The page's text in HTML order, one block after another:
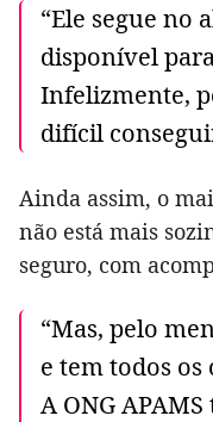
“Ele segue no
disponível
Infelizmente,
difícil
Ainda assim, o
não está mais
seguro, com
“Mas, pelo
e tem todos os
A ONG